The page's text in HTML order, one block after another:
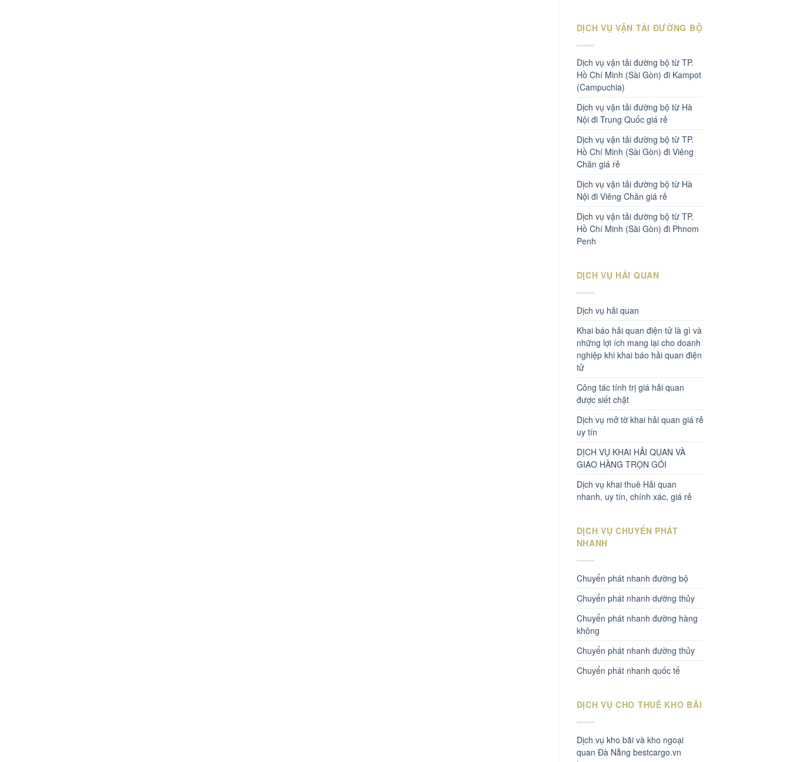
DỊCH VỤ VẬN TẢI ĐƯỜNG BỘ
Dịch vụ vận tải đường bộ từ TP.
Hồ Chí Minh (Sài Gòn) đi Kampot
(Campuchia)
Dịch vụ vận tải đường bộ từ Hà
Nội đi Trung Quốc giá rẻ
Dịch vụ vận tải đường bộ từ TP.
Hồ Chí Minh (Sài Gòn) đi Viêng
Chăn giá rẻ
Dịch vụ vận tải đường bộ từ Hà
Nội đi Viêng Chăn giá rẻ
Dịch vụ vận tải đường bộ từ TP.
Hồ Chí Minh (Sài Gòn) đi Phnom
Penh
DỊCH VỤ HẢI QUAN
Dịch vụ hải quan
Khai báo hải quan điện tử là gì và
những lợi ích mang lại cho doanh
nghiệp khi khai báo hải quan điện
tử
Công tác tính trị giá hải quan
được siết chặt
Dịch vụ mở tờ khai hải quan giá rẻ
uy tín
DỊCH VỤ KHAI HẢI QUAN VÀ
GIAO HÀNG TRỌN GÓI
Dịch vụ khai thuê Hải quan
nhanh, uy tín, chính xác, giá rẻ
DỊCH VỤ CHUYỂN PHÁT
NHANH
Chuyển phát nhanh đường bộ
Chuyển phát nhanh dường thủy
Chuyển phát nhanh đường hàng
không
Chuyển phát nhanh đường thủy
Chuyển phát nhanh quốc tế
DỊCH VỤ CHO THUÊ KHO BÃI
Dịch vụ kho bãi và kho ngoại
quan Đà Nẵng bestcargo.vn